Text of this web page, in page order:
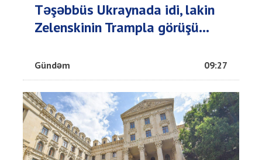
Təşəbbüs Ukraynada idi, lakin
Zelenskinin Trampla görüşü...
Gündəm 09:27